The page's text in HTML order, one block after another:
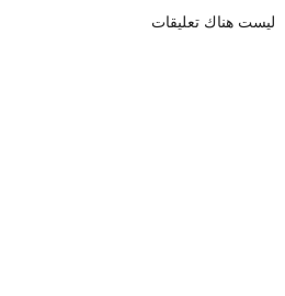
ليست هناك تعليقات